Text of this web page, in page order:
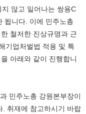
않고 일어나는 쌍용C
됩니다. 이에 민주노총
철저한 진상규명과 근
기업처벌법 적용 및 특
아래와 같이 진행합니
민주노총 강원본부장이
. 취재에 참고하시기 바랍